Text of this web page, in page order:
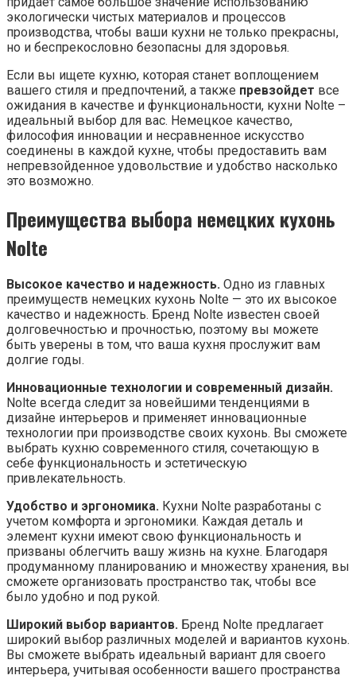
экологически чистых материалов и процессов
производства, чтобы ваши кухни не только прекрасны,
но и беспрекословно безопасны для здоровья.
Если вы ищете кухню, которая станет воплощением
вашего стиля и предпочтений, а также превзойдет все
ожидания в качестве и функциональности, кухни Nolte –
идеальный выбор для вас. Немецкое качество,
философия инновации и несравненное искусство
соединены в каждой кухне, чтобы предоставить вам
непревзойденное удовольствие и удобство насколько
это возможно.
Преимущества выбора немецких кухонь
Nolte
Высокое качество и надежность. Одно из главных
преимуществ немецких кухонь Nolte — это их высокое
качество и надежность. Бренд Nolte известен своей
долговечностью и прочностью, поэтому вы можете
быть уверены в том, что ваша кухня прослужит вам
долгие годы.
Инновационные технологии и современный дизайн.
Nolte всегда следит за новейшими тенденциями в
дизайне интерьеров и применяет инновационные
технологии при производстве своих кухонь. Вы сможете
выбрать кухню современного стиля, сочетающую в
себе функциональность и эстетическую
привлекательность.
Удобство и эргономика. Кухни Nolte разработаны с
учетом комфорта и эргономики. Каждая деталь и
элемент кухни имеют свою функциональность и
призваны облегчить вашу жизнь на кухне. Благодаря
продуманному планированию и множеству хранения, вы
сможете организовать пространство так, чтобы все
было удобно и под рукой.
Широкий выбор вариантов. Бренд Nolte предлагает
широкий выбор различных моделей и вариантов кухонь.
Вы сможете выбрать идеальный вариант для своего
интерьера, учитывая особенности вашего пространства